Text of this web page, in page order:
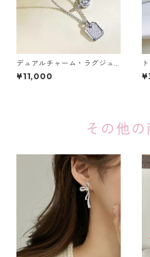
デュアルチャーム・ラグジュ
アリーネックレス（ゴール
ド・シルバー）：632
¥11,000
その他の